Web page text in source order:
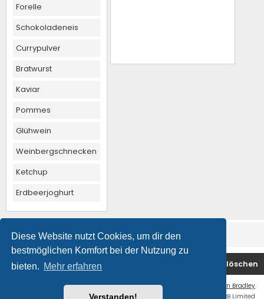
Diese Website nutzt Cookies, um dir den
bestmöglichen Komfort bei der Nutzung zu
bieten. Mehr erfahren
Verstanden!
Forelle
Schokoladeneis
Currypulver
Bratwurst
Kaviar
Pommes
Glühwein
Weinbergschnecken
Ketchup
Erdbeerjoghurt
Foren-Übersicht Alle Cookies löschen
Ian Bradley
Powered byphpBB ® Forum Software © phpBB Limited